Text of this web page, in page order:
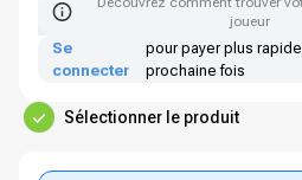
joueur
Se
connecter
pour payer plus
prochaine fois
Sélectionner le produit